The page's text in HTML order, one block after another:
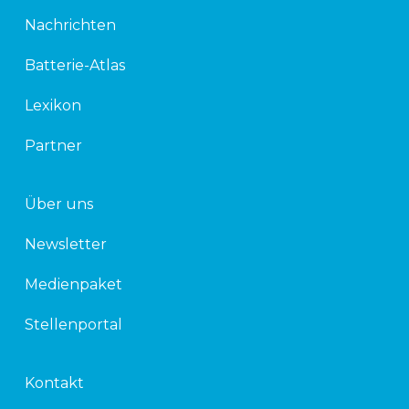
Nachrichten
Batterie-Atlas
Lexikon
Partner
Über uns
Newsletter
Medienpaket
Stellenportal
Kontakt